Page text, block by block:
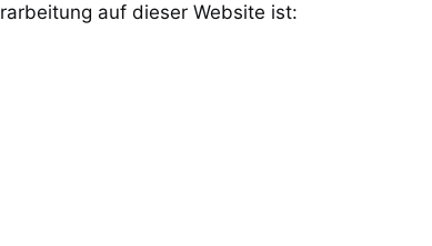
auf dieser Website ist: